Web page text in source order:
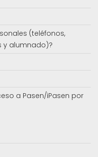
(teléfonos,
y alumnado)?
a Pasen/iPasen por